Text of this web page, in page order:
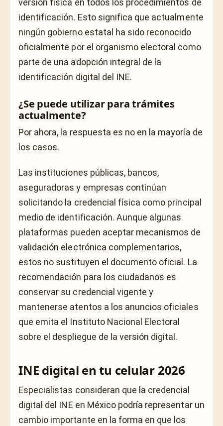
versión física en todos los procedimientos de
identificación. Esto significa que actualmente
ningún gobierno estatal ha sido reconocido
oficialmente por el organismo electoral como
parte de una adopción integral de la
identificación digital del INE.
¿Se puede utilizar para trámites
actualmente?
Por ahora, la respuesta es no en la mayoría de
los casos.
Las instituciones públicas, bancos,
aseguradoras y empresas continúan
solicitando la credencial física como principal
medio de identificación. Aunque algunas
plataformas pueden aceptar mecanismos de
validación electrónica complementarios,
estos no sustituyen el documento oficial. La
recomendación para los ciudadanos es
conservar su credencial vigente y
mantenerse atentos a los anuncios oficiales
que emita el Instituto Nacional Electoral
sobre el despliegue de la versión digital.
INE digital en tu celular 2026
Especialistas consideran que la credencial
digital del INE en México podría representar un
cambio importante en la forma en que los